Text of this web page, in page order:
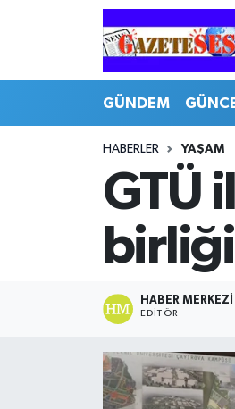
GÜNDEM
HABERLER YAŞAM
GTÜ
birliği
HABER MERKEZI
EDITÖR